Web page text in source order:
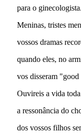
para o ginecologista.
Meninas, tristes
vossos dramas
quando eles, no
vos disseram
Ouvireis a vida toda
a ressonância do
dos vossos filhos